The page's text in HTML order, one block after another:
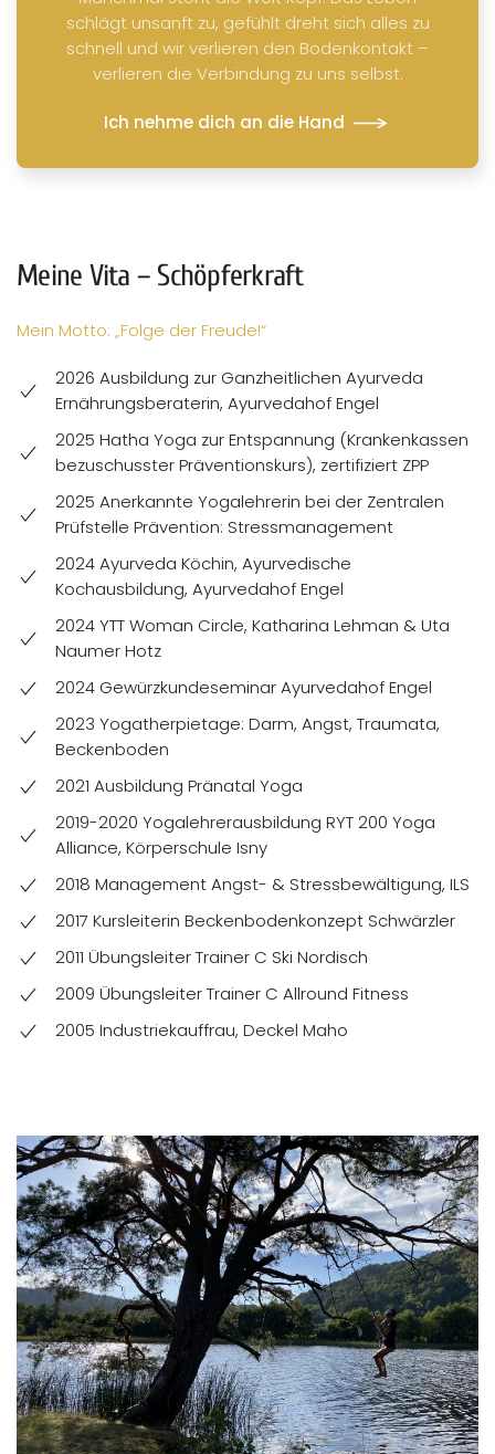
schlägt unsanft zu, gefühlt dreht sich alles zu
schnell und wir verlieren den Bodenkontakt –
verlieren die Verbindung zu uns selbst.
Ich nehme dich an die Hand
Meine Vita – Schöpferkraft
Mein Motto: „Folge der Freude!“
2026 Ausbildung zur Ganzheitlichen Ayurveda
Ernährungsberaterin, Ayurvedahof Engel
2025 Hatha Yoga zur Entspannung (Krankenkassen
bezuschusster Präventionskurs), zertifiziert ZPP
2025 Anerkannte Yogalehrerin bei der Zentralen
Prüfstelle Prävention: Stressmanagement
2024 Ayurveda Köchin, Ayurvedische
Kochausbildung, Ayurvedahof Engel
2024 YTT Woman Circle, Katharina Lehman & Uta
Naumer Hotz
2024 Gewürzkundeseminar Ayurvedahof Engel
2023 Yogatherpietage: Darm, Angst, Traumata,
Beckenboden
2021 Ausbildung Pränatal Yoga
2019-2020 Yogalehrerausbildung RYT 200 Yoga
Alliance, Körperschule Isny
2018 Management Angst- & Stressbewältigung, ILS
2017 Kursleiterin Beckenbodenkonzept Schwärzler
2011 Übungsleiter Trainer C Ski Nordisch
2009 Übungsleiter Trainer C Allround Fitness
2005 Industriekauffrau, Deckel Maho